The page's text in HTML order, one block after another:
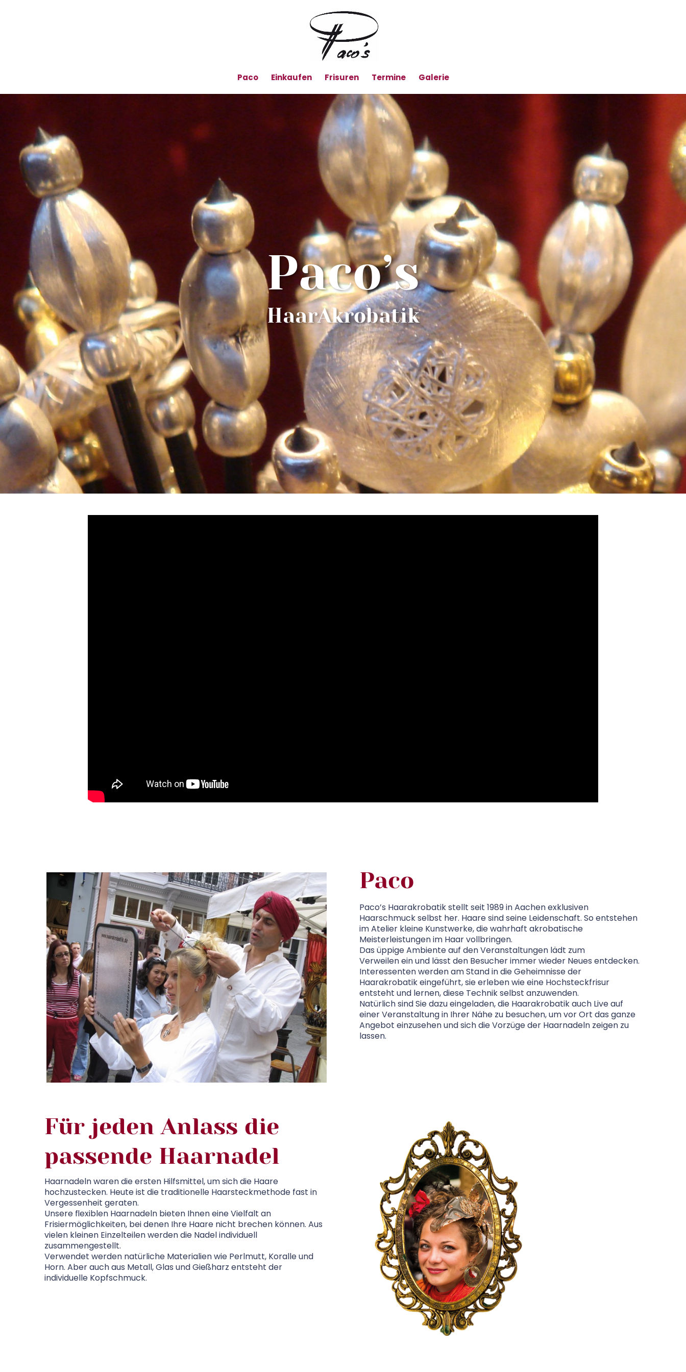
Paco Einkaufen Frisuren Termine Galerie
Paco’s
HaarAkrobatik
Paco
Paco’s Haarakrobatik stellt seit 1989 in Aachen exklusiven
Haarschmuck selbst her. Haare sind seine Leidenschaft. So entstehen
im Atelier kleine Kunstwerke, die wahrhaft akrobatische
Meisterleistungen im Haar vollbringen.
Das üppige Ambiente auf den Veranstaltungen lädt zum
Verweilen ein und lässt den Besucher immer wieder Neues entdecken.
Interessenten werden am Stand in die Geheimnisse der
Haarakrobatik eingeführt, sie erleben wie eine Hochsteckfrisur
entsteht und lernen, diese Technik selbst anzuwenden.
Natürlich sind Sie dazu eingeladen, die Haarakrobatik auch Live auf
einer Veranstaltung in Ihrer Nähe zu besuchen, um vor Ort das ganze
Angebot einzusehen und sich die Vorzüge der Haarnadeln zeigen zu
lassen.
Für jeden Anlass die
passende Haarnadel
Haarnadeln waren die ersten Hilfsmittel, um sich die Haare
hochzustecken. Heute ist die traditionelle Haarsteckmethode fast in
Vergessenheit geraten.
Unsere flexiblen Haarnadeln bieten Ihnen eine Vielfalt an
Frisiermöglichkeiten, bei denen Ihre Haare nicht brechen können. Aus
vielen kleinen Einzelteilen werden die Nadel individuell
zusammengestellt.
Verwendet werden natürliche Materialien wie Perlmutt, Koralle und
Horn. Aber auch aus Metall, Glas und Gießharz entsteht der
individuelle Kopfschmuck.